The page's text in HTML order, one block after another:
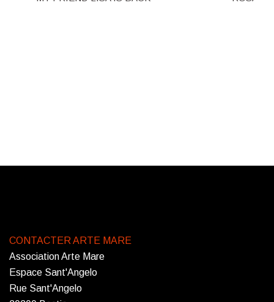
CONTACTER ARTE MARE
Association Arte Mare
Espace Sant'Angelo
Rue Sant'Angelo